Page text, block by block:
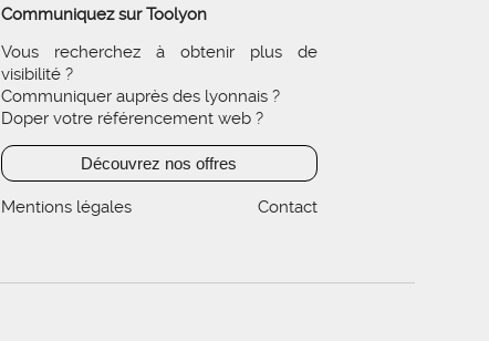
Communiquez sur Toolyon
Vous recherchez à obtenir plus de
visibilité ?
Communiquer auprès des lyonnais ?
Doper votre référencement web ?
Découvrez nos offres
Mentions légales Contact